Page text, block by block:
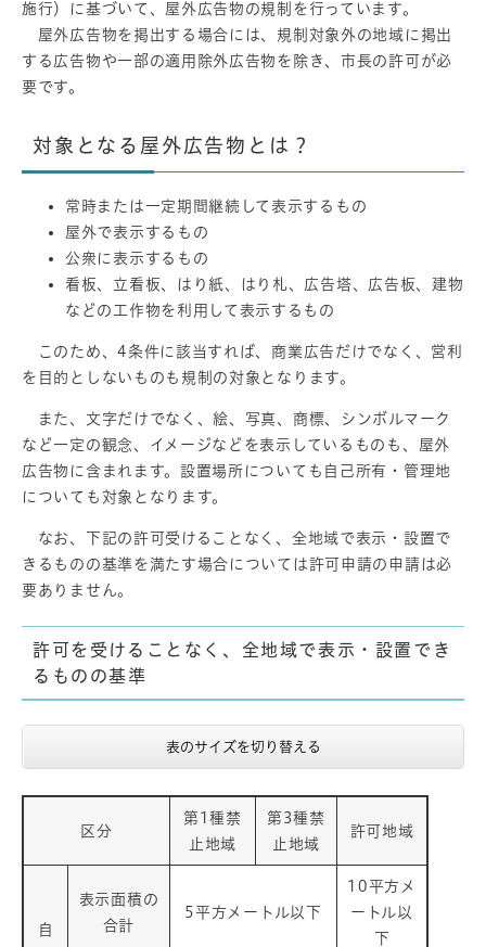
施行）に基づいて、屋外広告物の規制を行っています。
屋外広告物を掲出する場合には、規制対象外の地域に掲出
する広告物や一部の適用除外広告物を除き、市長の許可が必
要です。
対象となる屋外広告物とは？
常時または一定期間継続して表示するもの
屋外で表示するもの
公衆に表示するもの
看板、立看板、はり紙、はり札、広告塔、広告板、建物
などの工作物を利用して表示するもの
このため、4条件に該当すれば、商業広告だけでなく、営利
を目的としないものも規制の対象となります。
また、文字だけでなく、絵、写真、商標、シンボルマーク
など一定の観念、イメージなどを表示しているものも、屋外
広告物に含まれます。設置場所についても自己所有・管理地
についても対象となります。
なお、下記の許可受けることなく、全地域で表示・設置で
きるものの基準を満たす場合については許可申請の申請は必
要ありません。
許可を受けることなく、全地域で表示・設置でき
るものの基準
表のサイズを切り替える
区分
第1種禁
止地域
第3種禁
止地域
許可地域
自
表示面積の
合計
5平方メートル以下
10平方メ
ートル以
下